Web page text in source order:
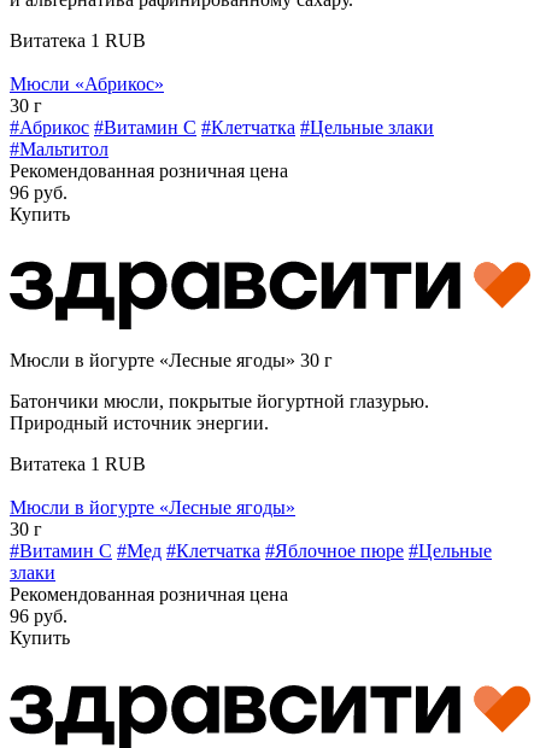
Витатека 1 RUB
Мюсли «Абрикос»
30 г
#Абрикос #Витамин C #Клетчатка #Цельные злаки
#Мальтитол
Рекомендованная розничная цена
96 руб.
Купить
Мюсли в йогурте «Лесные ягоды» 30 г
Батончики мюсли, покрытые йогуртной глазурью.
Природный источник энергии.
Витатека 1 RUB
Мюсли в йогурте «Лесные ягоды»
30 г
#Витамин C #Мед #Клетчатка #Яблочное пюре #Цельные
злаки
Рекомендованная розничная цена
96 руб.
Купить